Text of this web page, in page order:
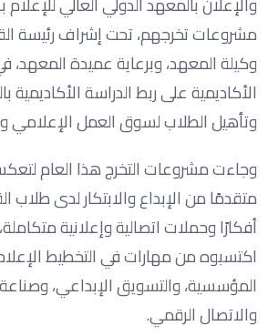
مشروعات تخرجهم، تحت إشراف رئيسة
وكيلة المعهد، وبرعاية عميدة المعهد،
الأكاديمية على ربط الدراسة الأكاديمية
وتأهيل الطلاب لسوق العمل الإعلامي
وجاءت مشروعات التخرج هذا العام
متقدمًا من الإبداع والابتكار لدى
أفكارًا وحملات اتصالية وإعلانية
اكتسبوه من مهارات في التخطيط
المؤسسية، والتسويق الإبداعي،
والاتصال الرقمي.